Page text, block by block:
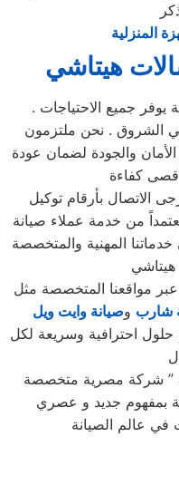
المنزلية
هيتاشي
. موقع شركة هيتاشي فيالمنوفية يوفر جميع الاحتياجات
الشروق . نحن ملتزمون
والجودة لضمان عودة
الاتصال بأرقام توكيل
من خدمة عملاء صيانة
المهنية والمتخصصة
عبر مواقعنا المتخصصة مثل
شارب وصيانة وايت ويل
احترافية وسريعة لكل
” شركة مصرية متخصصة
بمفهوم جديد و عصري
في عالم الصيانة